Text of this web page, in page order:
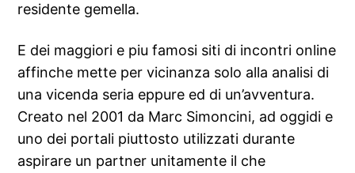
residente gemella.
E dei maggiori e piu famosi siti di incontri online
affinche mette per vicinanza solo alla analisi di
una vicenda seria eppure ed di un’avventura.
Creato nel 2001 da Marc Simoncini, ad oggidi e
uno dei portali piuttosto utilizzati durante
aspirare un partner unitamente il che